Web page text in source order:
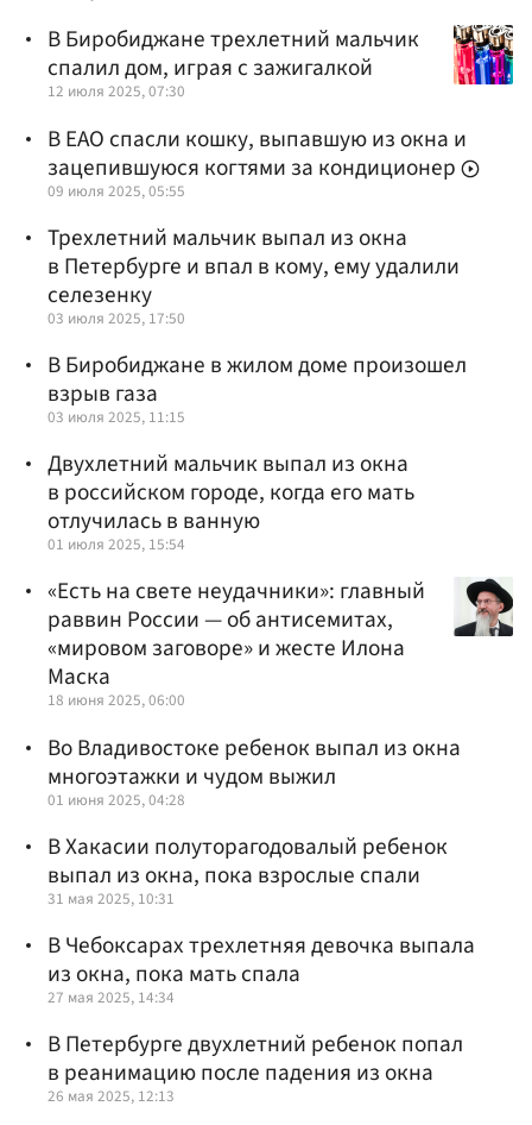
В Биробиджане трехлетний мальчик
спалил дом, играя с зажигалкой
12 июля 2025, 07:30
В ЕАО спасли кошку, выпавшую из окна и
зацепившуюся когтями за кондиционер
09 июля 2025, 05:55
Трехлетний мальчик выпал из окна
в Петербурге и впал в кому, ему удалили
селезенку
03 июля 2025, 17:50
В Биробиджане в жилом доме произошел
взрыв газа
03 июля 2025, 11:15
Двухлетний мальчик выпал из окна
в российском городе, когда его мать
отлучилась в ванную
01 июля 2025, 15:54
«Есть на свете неудачники»: главный
раввин России — об антисемитах,
«мировом заговоре» и жесте Илона
Маска
18 июня 2025, 06:00
Во Владивостоке ребенок выпал из окна
многоэтажки и чудом выжил
01 июня 2025, 04:28
В Хакасии полуторагодовалый ребенок
выпал из окна, пока взрослые спали
31 мая 2025, 10:31
В Чебоксарах трехлетняя девочка выпала
из окна, пока мать спала
27 мая 2025, 14:34
В Петербурге двухлетний ребенок попал
в реанимацию после падения из окна
26 мая 2025, 12:13